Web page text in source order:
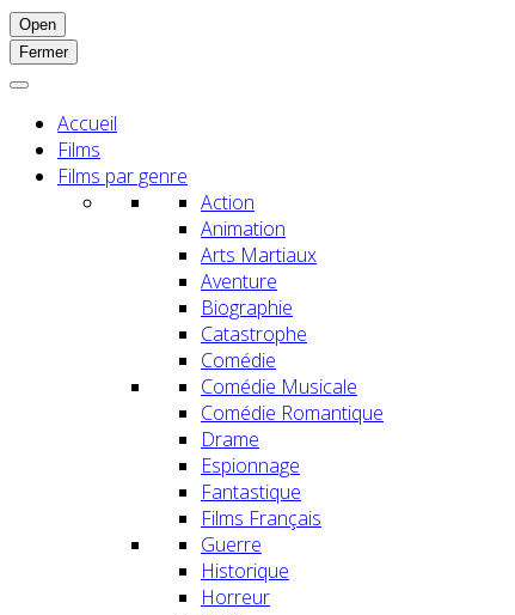
Open
Fermer
Accueil
Films
Films par genre
Action
Animation
Arts Martiaux
Aventure
Biographie
Catastrophe
Comédie
Comédie Musicale
Comédie Romantique
Drame
Espionnage
Fantastique
Films Français
Guerre
Historique
Horreur